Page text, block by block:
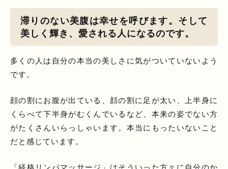
滞りのない美腹は幸せを呼びます。そして
美しく輝き、愛される人になるのです。
多くの人は自分の本当の美しさに気がついていないよう
です。
顔の割にお腹が出ている、顔の割に足が太い、上半身に
くらべて下半身がむくんでいるなど、本来の姿でない方
がたくさんいらっしゃいます。本当にもったいないこと
だと感じています。
「経格リンパマッサージ」はそういった方々に自分のか